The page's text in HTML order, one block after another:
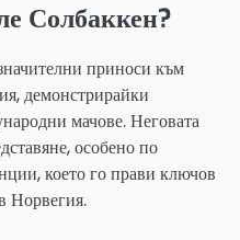
Солбаккен?
приноси към
демонстрирайки
мачове. Неговата
особено по
което го прави ключов
Норвегия.